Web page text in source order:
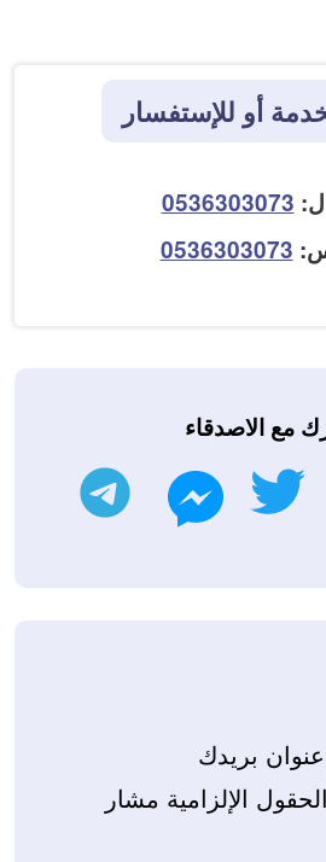
أو للإستفسار
0536303073
0536303073
مع الاصدقاء
واتساب تويتر ماسنجر
بريدك
الحقول الإلزامية مشار